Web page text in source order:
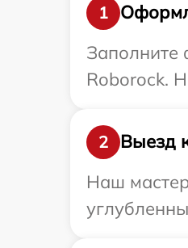
1
Заполните
Roborock.
2
Выезд
Наш